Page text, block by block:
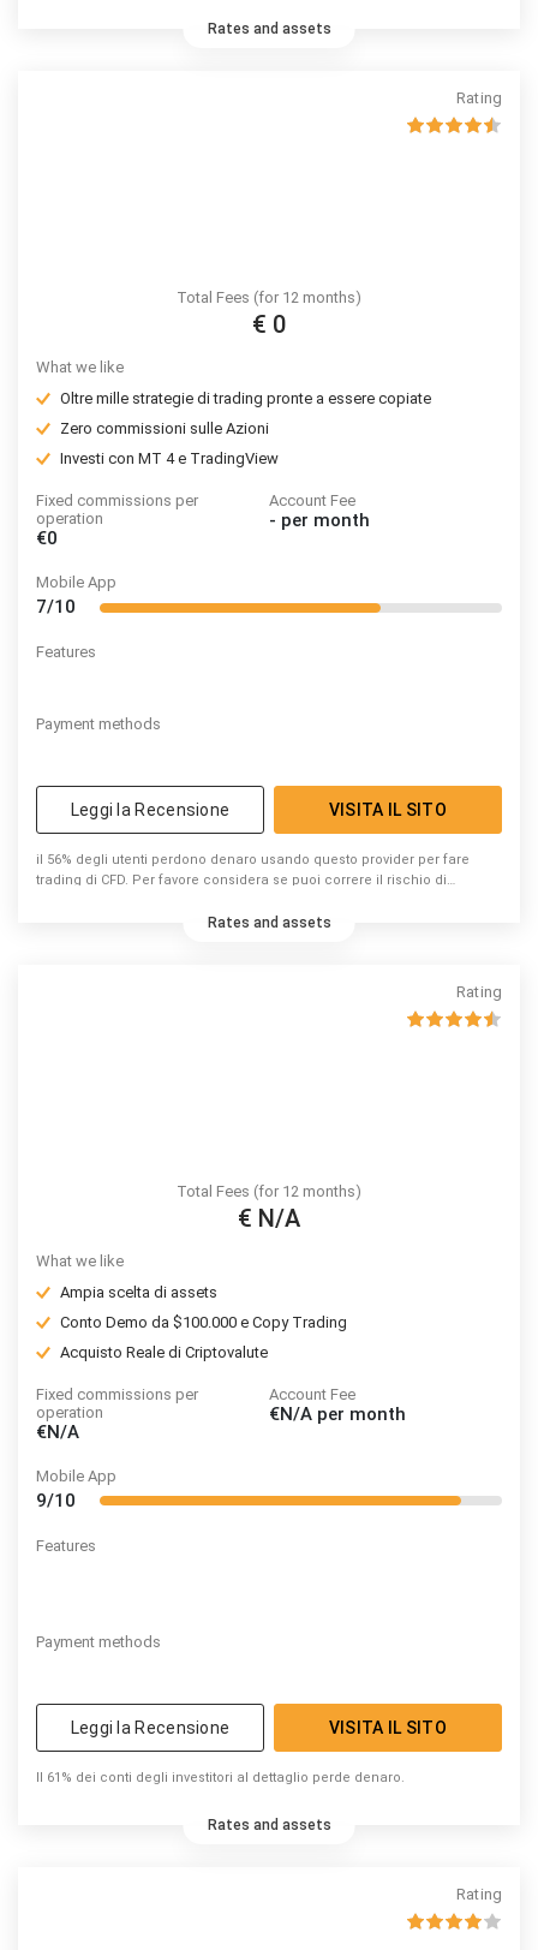
Rates and assets
Rating
Total Fees (for 12 months)
€ 0
What we like
Oltre mille strategie di trading pronte a essere copiate
Zero commissioni sulle Azioni
Investi con MT 4 e TradingView
Fixed commissions per
operation
€0
Account Fee
- per month
Mobile App
7/10
Features
Payment methods
Leggi la Recensione VISITA IL SITO
il 56% degli utenti perdono denaro usando questo provider per fare
trading di CFD. Per favore considera se puoi correre il rischio di
Rates and assets
Rating
Total Fees (for 12 months)
€ N/A
What we like
Ampia scelta di assets
Conto Demo da $100.000 e Copy Trading
Acquisto Reale di Criptovalute
Fixed commissions per
operation
€N/A
Account Fee
€N/A per month
Mobile App
9/10
Features
Payment methods
Leggi la Recensione VISITA IL SITO
Il 61% dei conti degli investitori al dettaglio perde denaro.
Rates and assets
Rating